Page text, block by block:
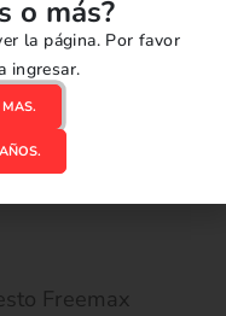
Freemax
o más?
la página. Por favor
ingresar.